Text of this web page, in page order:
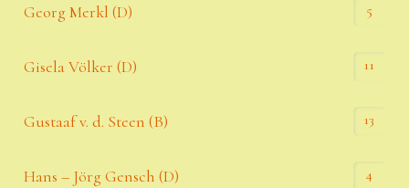
Georg Merkl (D) 5
Gisela Völker (D) 11
Gustaaf v. d. Steen (B) 13
Hans – Jörg Gensch (D) 4